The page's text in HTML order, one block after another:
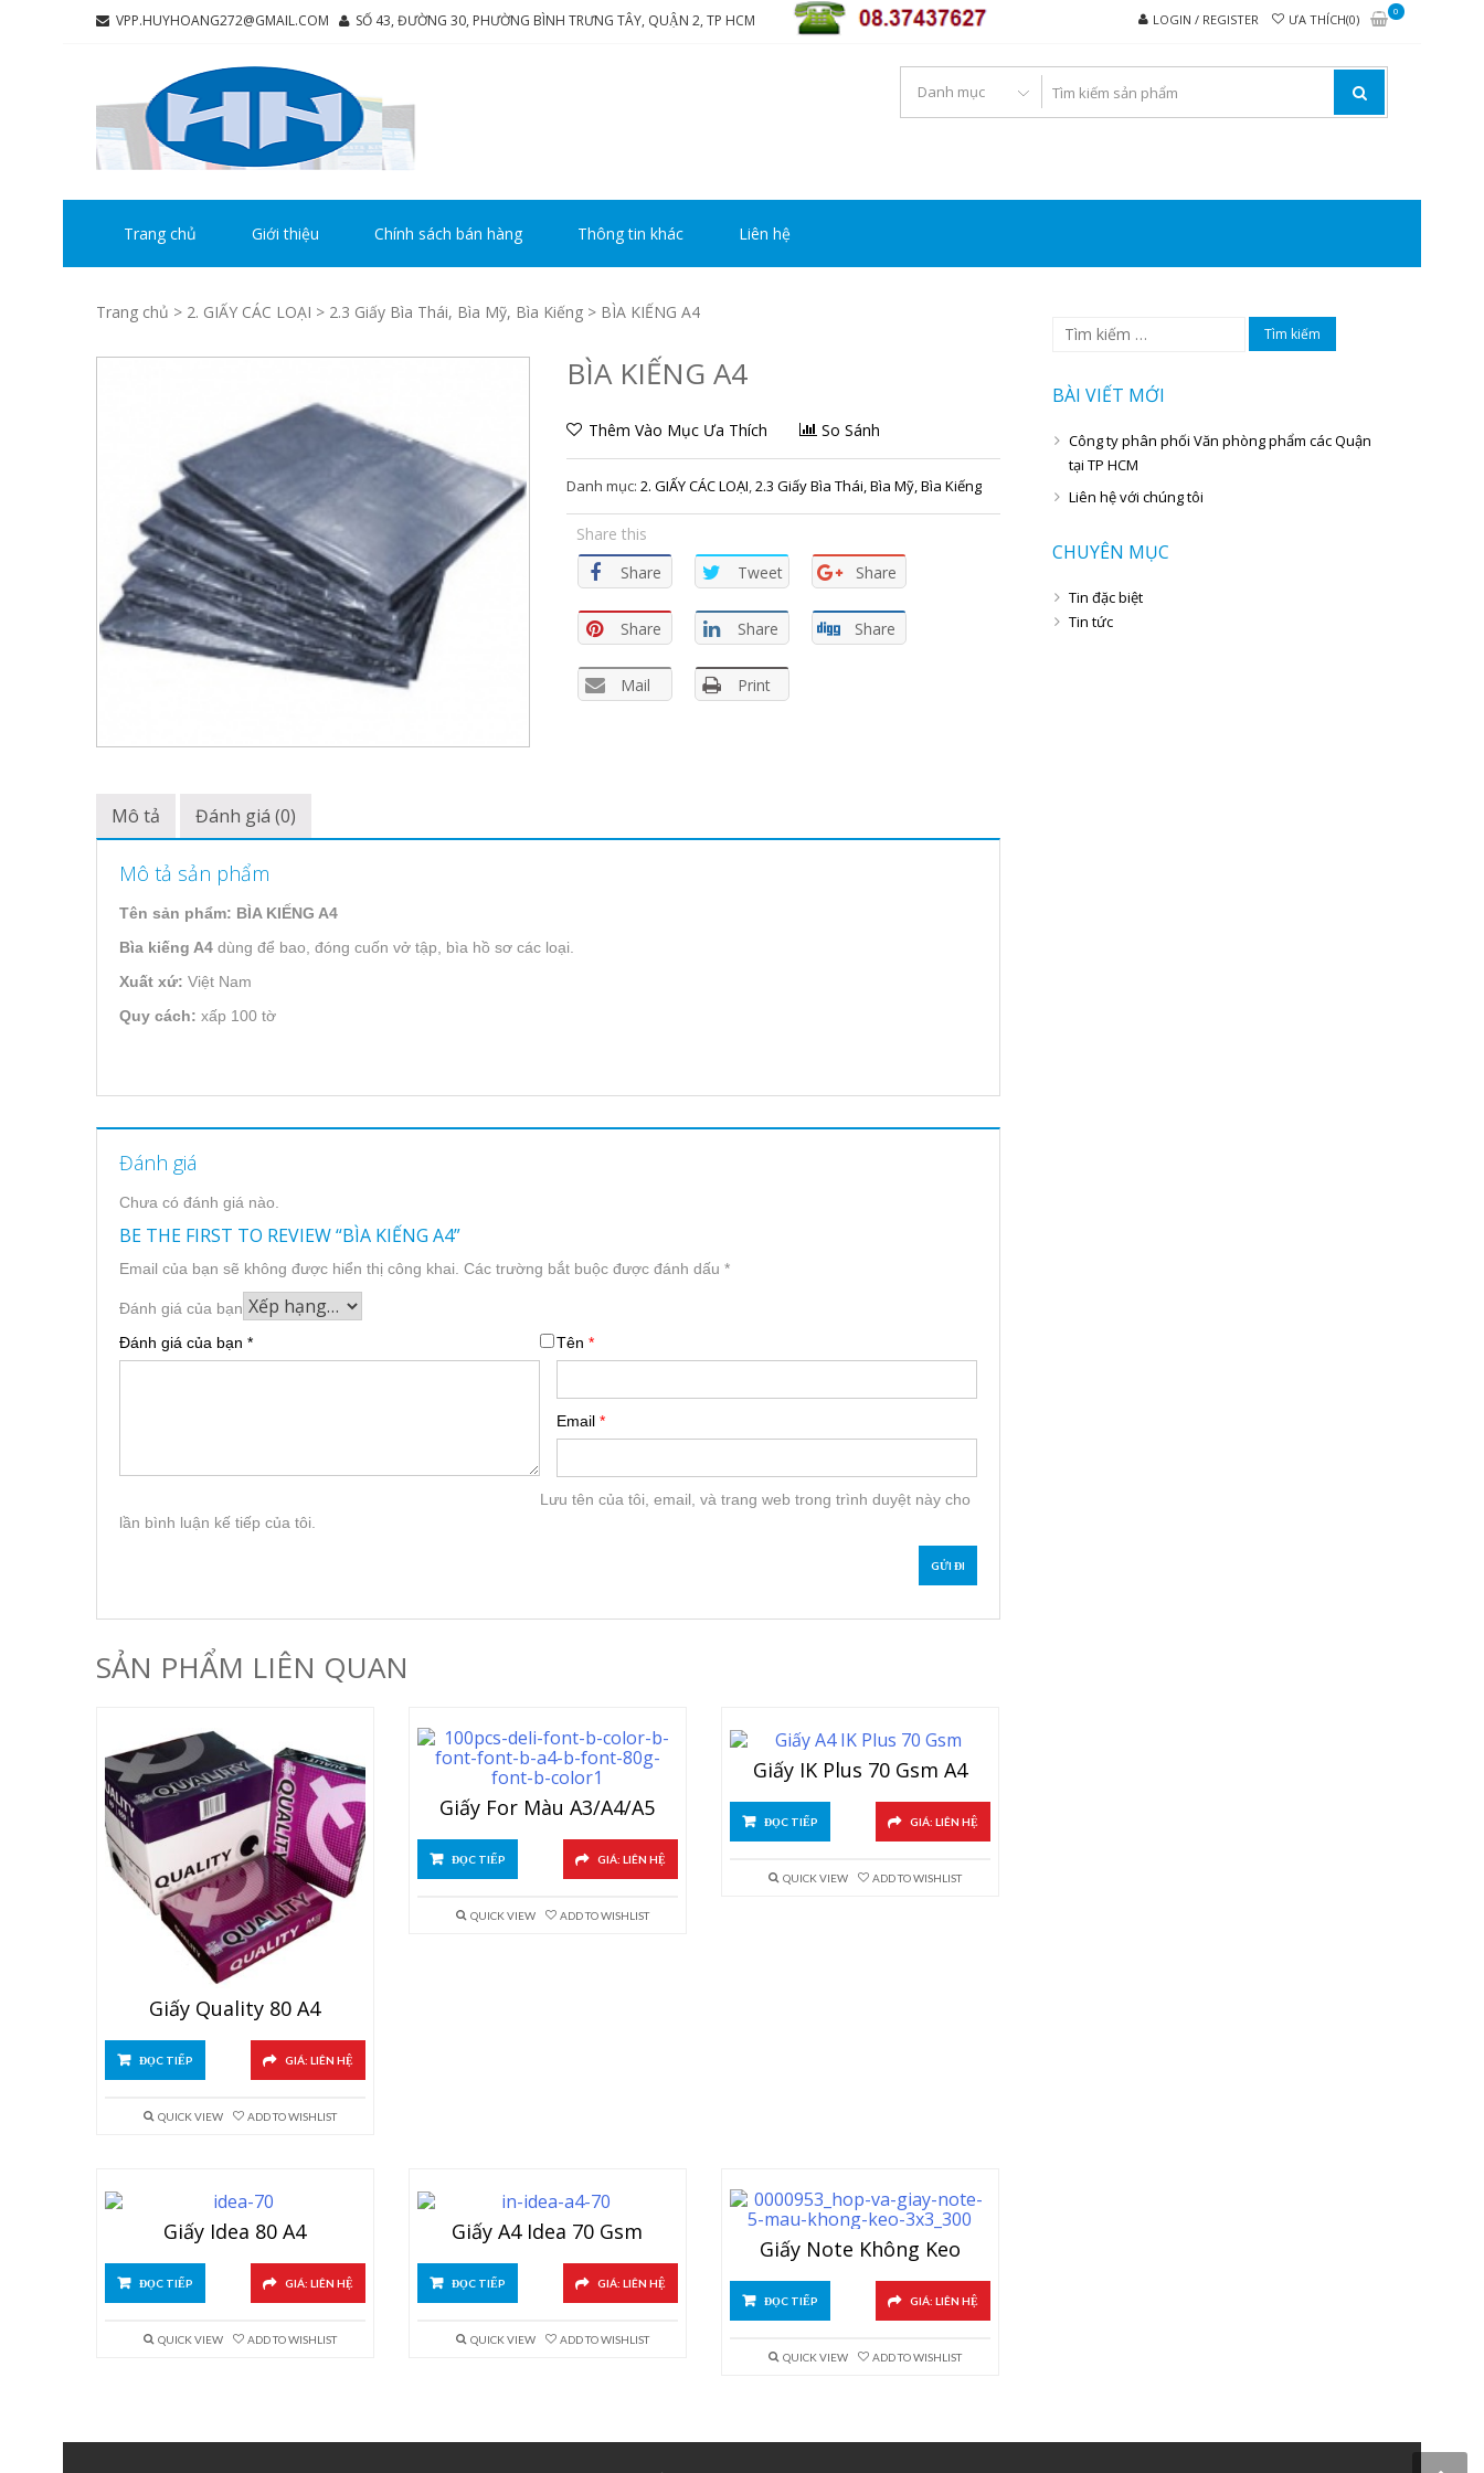
Skip
Skip
VPP.HUYHOANG272@GMAIL.COM SỐ 43, ĐƯỜNG 30, PHƯỜNG BÌNH TRƯNG TÂY, QUẬN 2, TP HCM LOGIN / REGISTER ƯA THÍCH(0)
0
Trang chủ Giới thiệu Chính sách bán hàng Thông tin khác Liên hệ
Trang chủ > 2. GIẤY CÁC LOẠI > 2.3 Giấy Bìa Thái, Bìa Mỹ, Bìa Kiếng > BÌA KIẾNG A4
BÌA KIẾNG A4
Thêm Vào Mục Ưa Thích So Sánh
Danh mục: 2. GIẤY CÁC LOẠI,2.3 Giấy Bìa Thái, Bìa Mỹ, Bìa Kiếng
Share this
Share
Tweet Share
Share Share Share
Mail Print
Mô tả Đánh giá (0)
Mô tả sản phẩm
Tên sản phẩm: BÌA KIẾNG A4
Bìa kiếng A4 dùng để bao, đóng cuốn vở tập, bìa hồ sơ các loại.
Xuất xứ: Việt Nam
Quy cách: xấp 100 tờ
Đánh giá
Chưa có đánh giá nào.
BE THE FIRST TO REVIEW “BÌA KIẾNG A4”
Email của bạn sẽ không được hiển thị công khai. Các trường bắt buộc được đánh dấu *
Đánh giá của bạn
Đánh giá của bạn * Tên*
Email*
Lưu tên của tôi, email, và trang web trong trình duyệt này cho
lần bình luận kế tiếp của tôi.
SẢN PHẨM LIÊN QUAN
Giấy Quality 80 A4
ĐỌC TIẾP GIÁ: LIÊN HỆ
QUICK VIEW ADD TO WISHLIST
Giấy For Màu A3/A4/A5
ĐỌC TIẾP GIÁ: LIÊN HỆ
QUICK VIEW ADD TO WISHLIST
Giấy IK Plus 70 Gsm A4
ĐỌC TIẾP GIÁ: LIÊN HỆ
QUICK VIEW ADD TO WISHLIST
Giấy Idea 80 A4
ĐỌC TIẾP GIÁ: LIÊN HỆ
QUICK VIEW ADD TO WISHLIST
Giấy A4 Idea 70 Gsm
ĐỌC TIẾP GIÁ: LIÊN HỆ
QUICK VIEW ADD TO WISHLIST
Giấy Note Không Keo
ĐỌC TIẾP GIÁ: LIÊN HỆ
QUICK VIEW ADD TO WISHLIST
Tìm
kiếm
BÀI VIẾT MỚI
Công ty phân phối Văn phòng phẩm các Quận
tại TP HCM
Liên hệ với chúng tôi
CHUYÊN MỤC
Tin đặc biệt
Tin tức